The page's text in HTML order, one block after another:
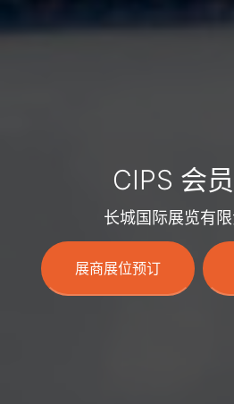
CIPS 会
长城国际展览有
展商展位预订